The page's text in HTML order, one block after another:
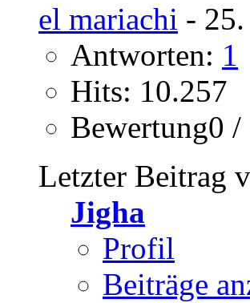
el mariachi -
Antworten: 1
Hits: 10.257
Bewertung0 /
Letzter Beitrag
Jigha
Profil
Beiträge